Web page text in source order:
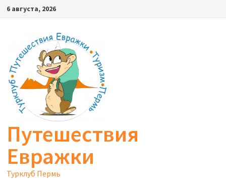
Перейти
содержимому
6 августа, 2026
Путешествия
Евражки
Турклуб Пермь